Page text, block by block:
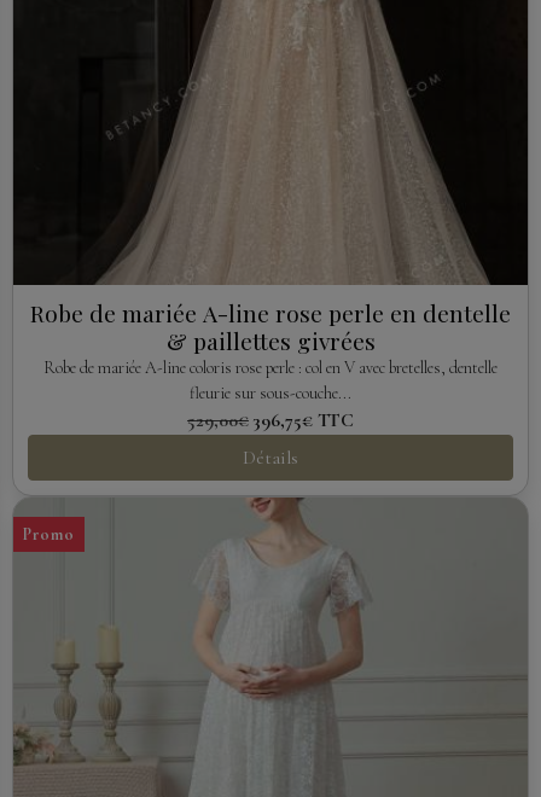
Robe de mariée A-line rose perle en dentelle
& paillettes givrées
Robe de mariée A-line coloris rose perle : col en V avec bretelles, dentelle
fleurie sur sous-couche...
529,00€ 396,75€ TTC
Détails
Promo